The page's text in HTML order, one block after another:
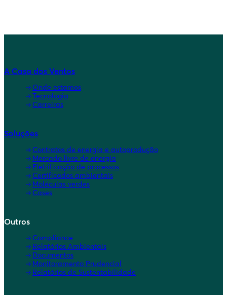
A Casa dos Ventos
Onde estamos
Tecnologia
Carreiras
Soluções
Contratos de energia e autoprodução
Mercado livre de energia
Eletrificação de processos
Certificados ambientais
Moléculas verdes
Cases
Outros
Compliance
Relatórios Ambientais
Documentos
Monitoramento Prudencial
Relatórios de Sustentabilidade